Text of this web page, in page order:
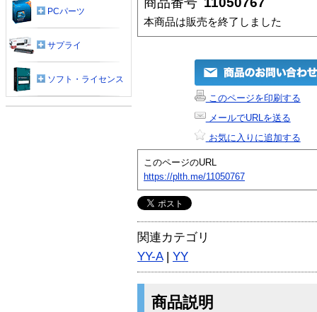
本商品は販売を終了しました
このページを印刷する
メールでURLを送る
お気に入りに追加する
このページのURL
https://plth.me/11050767
関連カテゴリ
YY-A| YY
商品説明
PCパーツ
サプライ
ソフト・ライセンス